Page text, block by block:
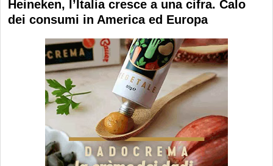
Heineken, l’Italia cresce a una cifra. Calo
dei consumi in America ed Europa